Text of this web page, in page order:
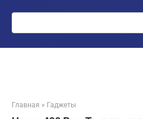
Поиск:
Главная » Гаджеты